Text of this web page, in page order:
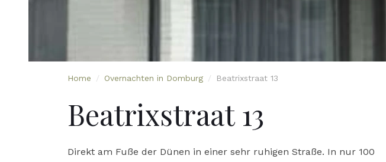
Home / Overnachten in Domburg / Beatrixstraat 13
Beatrixstraat 13
Direkt am Fuße der Dünen in einer sehr ruhigen Straße. In nur 100